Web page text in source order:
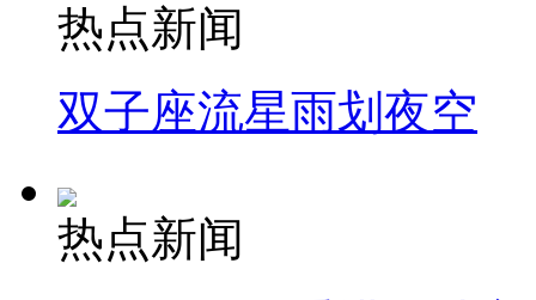
热点新闻
双子座流星雨划夜空
热点新闻